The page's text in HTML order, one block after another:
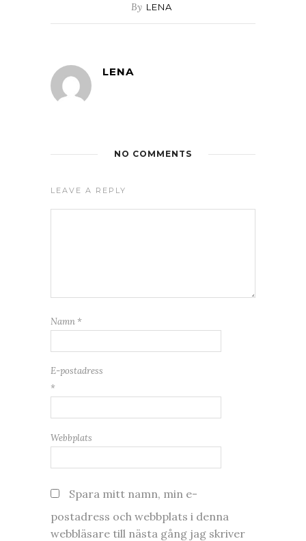
By LENA
LENA
NO COMMENTS
LEAVE A REPLY
Namn *
E-postadress
*
Webbplats
Spara mitt namn, min e-
postadress och webbplats i denna
webbläsare till nästa gång jag skriver